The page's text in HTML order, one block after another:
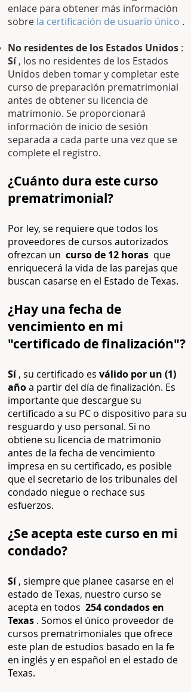
enlace para obtener más información
sobre la certificación de usuario único .
No residentes de los Estados Unidos :
Sí, los no residentes de los Estados
Unidos deben tomar y completar este
curso de preparación prematrimonial
antes de obtener su licencia de
matrimonio. Se proporcionará
información de inicio de sesión
separada a cada parte una vez que se
complete el registro.
¿Cuánto dura este curso
prematrimonial?
Por ley, se requiere que todos los
proveedores de cursos autorizados
ofrezcan un curso de 12 horas que
enriquecerá la vida de las parejas que
buscan casarse en el Estado de Texas.
¿Hay una fecha de
vencimiento en mi
"certificado de finalización"?
Sí, su certificado es válido por un (1)
añoa partir del día de finalización. Es
importante que descargue su
certificado a su PC o dispositivo para su
resguardo y uso personal. Si no
obtiene su licencia de matrimonio
antes de la fecha de vencimiento
impresa en su certificado, es posible
que el secretario de los tribunales del
condado niegue o rechace sus
esfuerzos.
¿Se acepta este curso en mi
condado?
Sí, siempre que planee casarse en el
estado de Texas, nuestro curso se
acepta en todos 254 condados en
Texas . Somos el único proveedor de
cursos prematrimoniales que ofrece
este plan de estudios basado en la fe
en inglés y en español en el estado de
Texas.